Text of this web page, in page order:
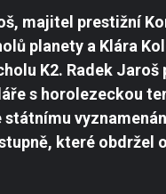
majitel prestižní
planety a Klára
K2. Radek
s horolezeckou
státnímu
které obdržel